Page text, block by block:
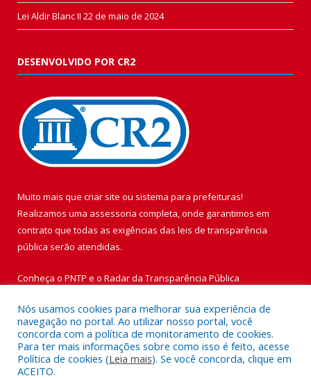
Lei Aldir Blanc II 22 de maio de 2024
DESENVOLVIDO POR CR2
Muito mais que criar site ou sistema para prefeituras!
Realizamos uma assessoria completa, onde garantimos em
contrato que todas as exigências das leis de transparência
pública serão atendidas.
Conheça o PNTP e o Radar da Transparência Pública
Todos os direitos reservados a Prefeitura Municipal de Vigia de
Nazaré.
Nós usamos cookies para melhorar sua experiência de
navegação no portal. Ao utilizar nosso portal, você
concorda com a política de monitoramento de cookies.
Para ter mais informações sobre como isso é feito, acesse
Política de cookies (Leia mais). Se você concorda, clique em
ACEITO.